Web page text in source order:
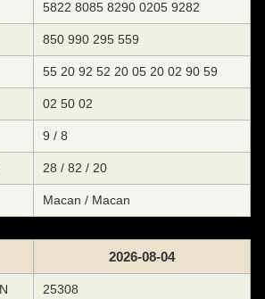
5822 8085 8290 0205 9282
850 990 295 559
55 20 92 52 20 05 20 02 90 59
02 50 02
9 / 8
28 / 82 / 20
Macan / Macan
2026-08-04
25308